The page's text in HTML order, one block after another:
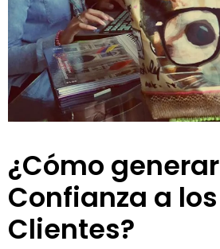
¿Cómo generar
Confianza a los
Clientes?